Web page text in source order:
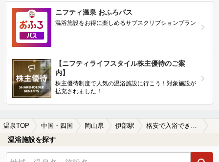
ニフティ温泉 おふろパス
温浴施設をお得に楽しめるサブスクリプションプラン
【ニフティライフスタイル株主優待のご案
内】
株主優待制度で人気の温浴施設に行こう！対象施設が
拡充されました！
温泉TOP 中国・四国 岡山県 伊部駅 格安で入浴できる伊部駅近くの温泉、日帰り温泉、スーパー銭湯おすすめ
温浴施設を探す